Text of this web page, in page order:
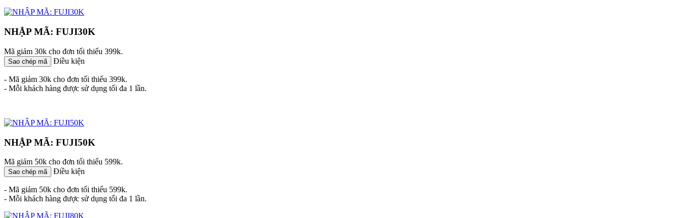
NHẬP MÃ: FUJI30K
Mã giảm 30k cho đơn tối thiểu 399k.
Sao chép mã Điều kiện
- Mã giảm 30k cho đơn tối thiểu 399k.
- Mỗi khách hàng được sử dụng tối đa 1 lần.
NHẬP MÃ: FUJI50K
Mã giảm 50k cho đơn tối thiểu 599k.
Sao chép mã Điều kiện
- Mã giảm 50k cho đơn tối thiểu 599k.
- Mỗi khách hàng được sử dụng tối đa 1 lần.